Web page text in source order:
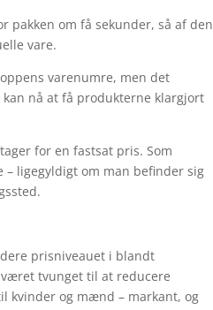
pakken om få sekunder, så af den
vare.
varenumre, men det
nå at få produkterne klargjort
for en fastsat pris. Som
ligegyldigt om man befinder sig
prisniveauet i blandt
tvunget til at reducere
kvinder og mænd – markant, og